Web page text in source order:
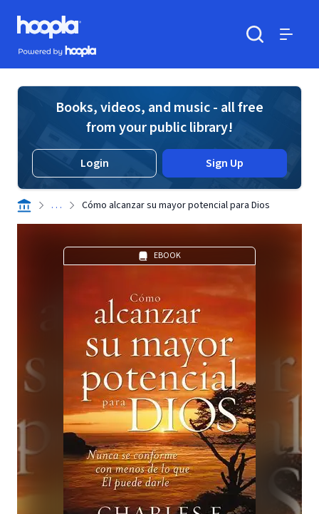
Skip to main content
Hoopla logo
Powered by Hoopla
Books, videos, and music - all free
from your public library!
Login Sign Up
. . . Cómo alcanzar su mayor potencial para Dios
EBOOK